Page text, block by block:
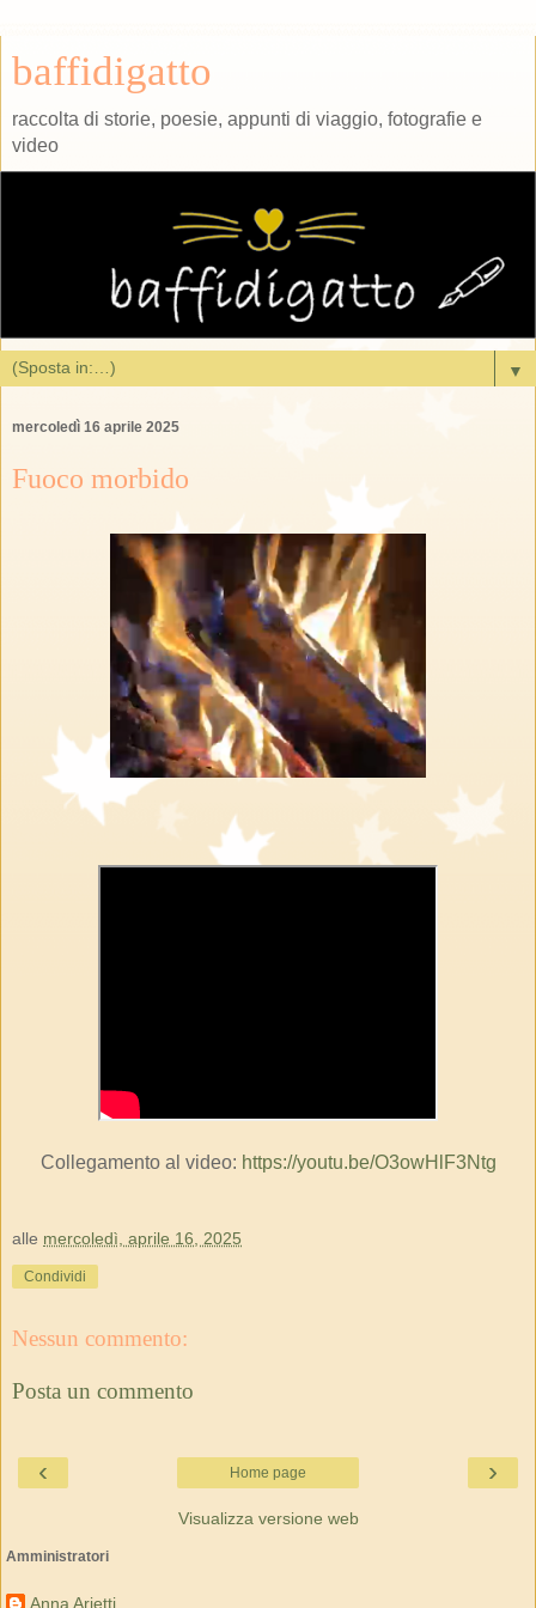
baffidigatto
raccolta di storie, poesie, appunti di viaggio, fotografie e
video
▼
mercoledì 16 aprile 2025
Fuoco morbido
Collegamento al video: https://youtu.be/O3owHlF3Ntg
alle mercoledì, aprile 16, 2025
Condividi
Nessun commento:
Posta un commento
‹ ›
Home page
Visualizza versione web
Amministratori
Anna Arietti